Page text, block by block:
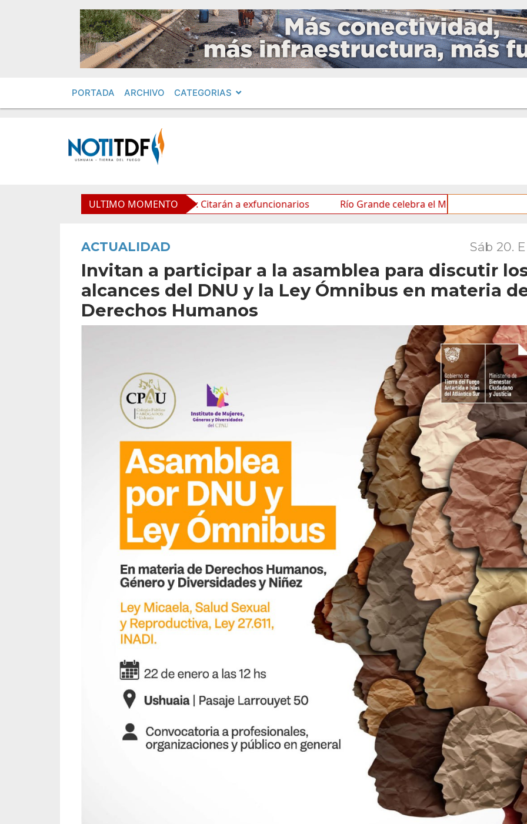
PORTADA ARCHIVO CATEGORIAS
ULTIMO MOMENTO
Leolabs: Citarán a exfuncionarios Río Grande celebra el Mes de las Infancias con una
ACTUALIDAD Sáb 20.
Invitan a participar a la asamblea para discutir
alcances del DNU y la Ley Ómnibus en materia
Derechos Humanos